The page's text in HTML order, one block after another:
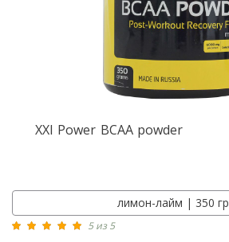
XXI Power BCAA powder
лимон-лайм | 350 гр
5 из 5